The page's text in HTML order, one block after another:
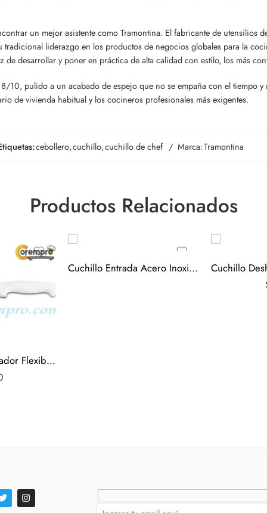
un mejor asistente como Tramontina. El fabricante de
tradicional liderazgo en los productos de negocios globales para la
desarrollar y poner en práctica de alta calidad con estilo, los más
10, pulido a un acabado de espejo que no se empaña con el tiempo y
de vivienda habitual y los cocineros profesionales más exigentes.
cebollero,cuchillo,cuchillo de chef Marca:Tramontina
Productos Relacionados
Cuchillo Deshuesador Flexible de 7″ – Tramontina
Cuchillo Entrada Acero Inoxidable Catering